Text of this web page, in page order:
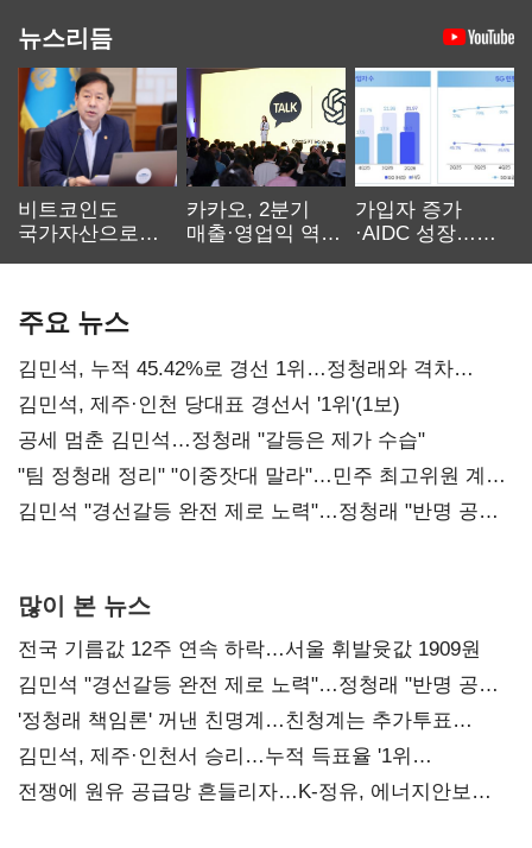
뉴스리듬
비트코인도
국가자산으로…'
카카오, 2분기
매출·영업익 역대
가입자 증가
·AIDC 성장…
주요 뉴스
김민석, 누적 45.42%로 경선 1위…정청래와 격차
0.86%p(2보)
김민석, 제주·인천 당대표 경선서 '1위'(1보)
공세 멈춘 김민석…정청래 "갈등은 제가 수습"
"팀 정청래 정리" "이중잣대 말라"…민주 최고위원 계파
다툼 격화
김민석 "경선갈등 완전 제로 노력"…정청래 "반명 공세
많이 본 뉴스
전국 기름값 12주 연속 하락…서울 휘발윳값 1909원
김민석 "경선갈등 완전 제로 노력"…정청래 "반명 공세
사과부터"
'정청래 책임론' 꺼낸 친명계…친청계는 추가투표
때리기
김민석, 제주·인천서 승리…누적 득표율 '1위
탈환'(종합)
전쟁에 원유 공급망 흔들리자…K-정유, 에너지안보